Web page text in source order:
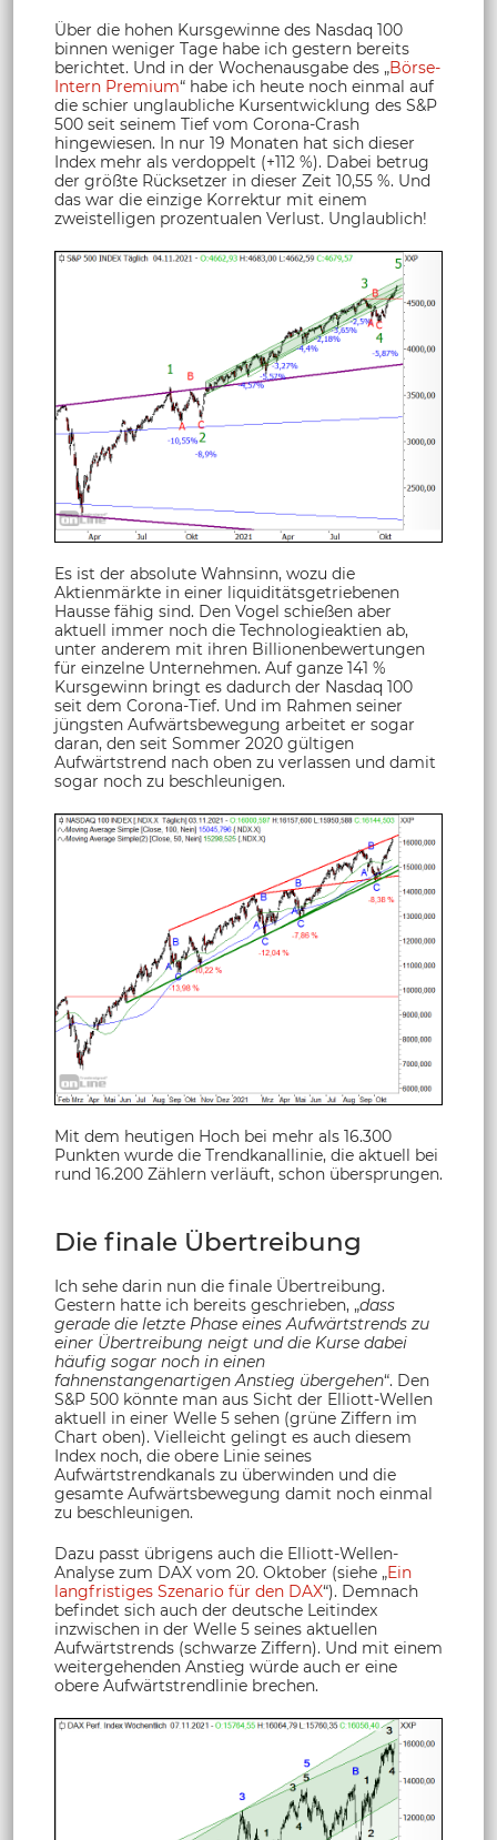
Über die hohen Kursgewinne des Nasdaq 100
binnen weniger Tage habe ich gestern bereits
berichtet. Und in der Wochenausgabe des „Börse-
Intern Premium“ habe ich heute noch einmal auf
die schier unglaubliche Kursentwicklung des S&P
500 seit seinem Tief vom Corona-Crash
hingewiesen. In nur 19 Monaten hat sich dieser
Index mehr als verdoppelt (+112 %). Dabei betrug
der größte Rücksetzer in dieser Zeit 10,55 %. Und
das war die einzige Korrektur mit einem
zweistelligen prozentualen Verlust. Unglaublich!
Es ist der absolute Wahnsinn, wozu die
Aktienmärkte in einer liquiditätsgetriebenen
Hausse fähig sind. Den Vogel schießen aber
aktuell immer noch die Technologieaktien ab,
unter anderem mit ihren Billionenbewertungen
für einzelne Unternehmen. Auf ganze 141 %
Kursgewinn bringt es dadurch der Nasdaq 100
seit dem Corona-Tief. Und im Rahmen seiner
jüngsten Aufwärtsbewegung arbeitet er sogar
daran, den seit Sommer 2020 gültigen
Aufwärtstrend nach oben zu verlassen und damit
sogar noch zu beschleunigen.
Mit dem heutigen Hoch bei mehr als 16.300
Punkten wurde die Trendkanallinie, die aktuell bei
rund 16.200 Zählern verläuft, schon übersprungen.
Die finale Übertreibung
Ich sehe darin nun die finale Übertreibung.
Gestern hatte ich bereits geschrieben, „dass
gerade die letzte Phase eines Aufwärtstrends zu
einer Übertreibung neigt und die Kurse dabei
häufig sogar noch in einen
fahnenstangenartigen Anstieg übergehen“. Den
S&P 500 könnte man aus Sicht der Elliott-Wellen
aktuell in einer Welle 5 sehen (grüne Ziffern im
Chart oben). Vielleicht gelingt es auch diesem
Index noch, die obere Linie seines
Aufwärtstrendkanals zu überwinden und die
gesamte Aufwärtsbewegung damit noch einmal
zu beschleunigen.
Dazu passt übrigens auch die Elliott-Wellen-
Analyse zum DAX vom 20. Oktober (siehe „Ein
langfristiges Szenario für den DAX“). Demnach
befindet sich auch der deutsche Leitindex
inzwischen in der Welle 5 seines aktuellen
Aufwärtstrends (schwarze Ziffern). Und mit einem
weitergehenden Anstieg würde auch er eine
obere Aufwärtstrendlinie brechen.